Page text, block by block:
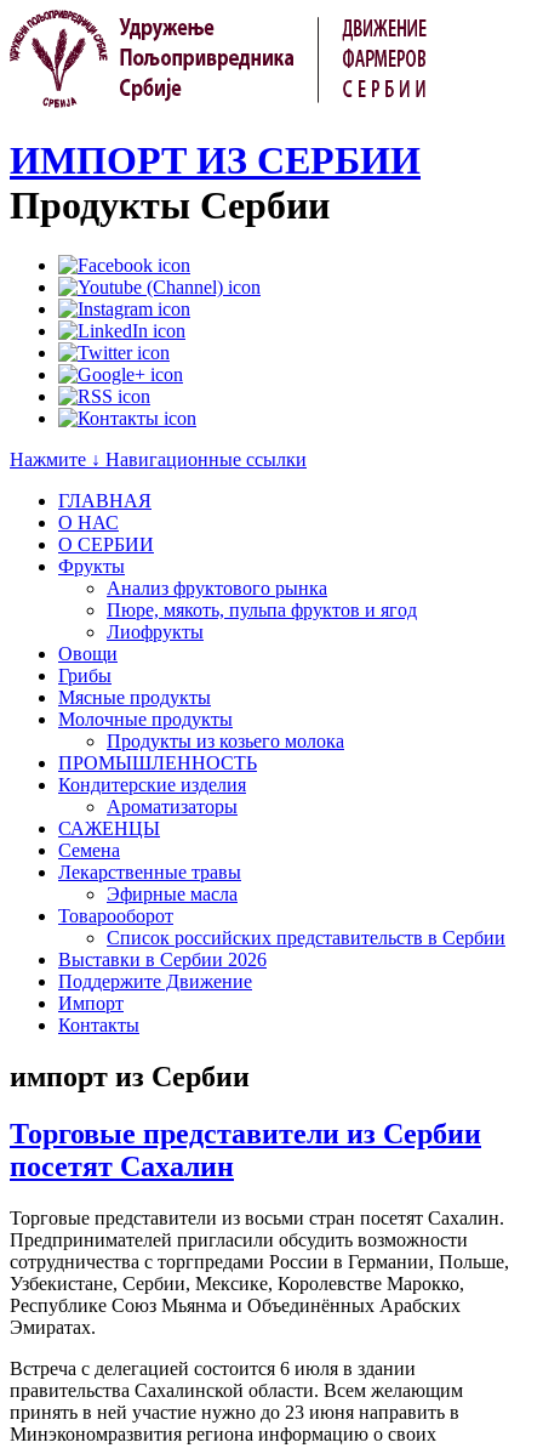
ИМПОРТ ИЗ СЕРБИИ
Продукты Сербии
Нажмите ↓ Навигационные ссылки
ГЛАВНАЯ
О НАС
O СЕРБИИ
Фрукты
Анализ фруктового рынка
Пюре, мякоть, пульпа фруктов и ягод
Лиофрукты
Овощи
Грибы
Мясные продукты
Молочные продукты
Продукты из козьего молока
ПРОМЫШЛЕННОСТЬ
Кондитерские изделия
Ароматизаторы
САЖЕНЦЫ
Семена
Лекарственные травы
Эфирные масла
Товарооборот
Список российских представительств в Сербии
Выставки в Сербии 2026
Поддержите Движение
Импорт
Контакты
импорт из Сербии
Торговые представители из Сербии
посетят Сахалин
Торговые представители из восьми стран посетят Сахалин.
Предпринимателей пригласили обсудить возможности
сотрудничества с торгпредами России в Германии, Польше,
Узбекистане, Сербии, Мексике, Королевстве Марокко,
Республике Союз Мьянма и Объединённых Арабских
Эмиратах.
Встреча с делегацией состоится 6 июля в здании
правительства Сахалинской области. Всем желающим
принять в ней участие нужно до 23 июня направить в
Минэкономразвития региона информацию о своих